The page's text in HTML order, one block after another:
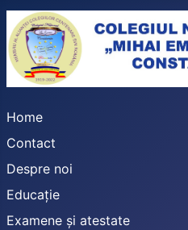
Home
Contact
Despre noi
Educație
Examene și atestate